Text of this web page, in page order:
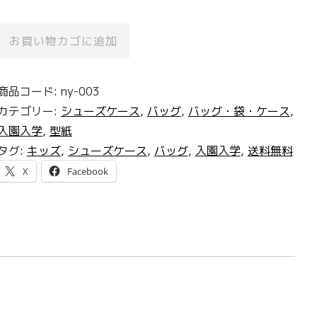
お買い物カゴに追加
品コード: ny-003
テゴリー: シューズケース, バッグ, バッグ・袋・ケース,
園入学, 型紙
グ: キッズ, シューズケース, バッグ, 入園入学, 送料無料
X Facebook